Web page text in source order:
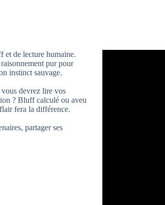
et de lecture humaine.
pur pour
instinct sauvage.
devrez lire vos
? Bluff calculé ou aveu
fera la différence.
partager ses